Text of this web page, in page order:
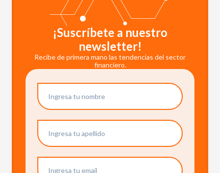
¡Suscríbete a nuestro
newsletter!
Recibe de primera mano las tendencias del sector
financiero.